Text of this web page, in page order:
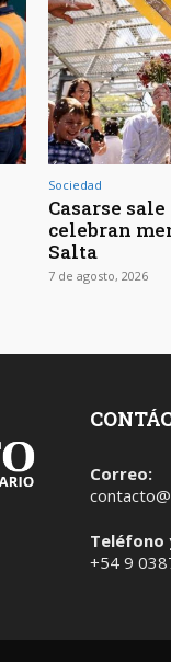
Sociedad
Casarse sale
celebran
Salta
7 de agosto, 2026
Correo:
Teléfono
+54 9